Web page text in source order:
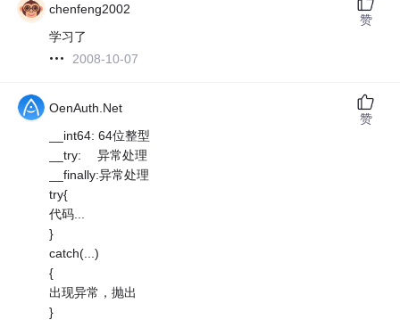
chenfeng2002
学习了
2008-10-07
赞
OenAuth.Net
__int64: 64位整型
__try: 异常处理
__finally:异常处理
try{
代码...
}
catch(...)
{
出现异常，抛出
}
赞